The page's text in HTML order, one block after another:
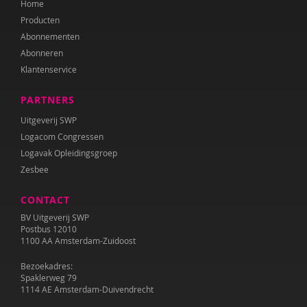
Dawn Huebner
Corina Hulsman
Sherita Jager
Francine Jellesma
IJsbrand Jepma
Lisanne Jilink
Tilly de Jong
Annelies Karelse
Hilde Krajenbrink
Home
Producten
Abonnementen
Abonneren
Klantenservice
PARTNERS
Uitgeverij SWP
Logacom Congressen
Logavak Opleidingsgroep
Zesbee
CONTACT
BV Uitgeverij SWP
Postbus 12010
1100 AA Amsterdam-Zuidoost
Bezoekadres:
Spaklerweg 79
1114 AE Amsterdam-Duivendrecht